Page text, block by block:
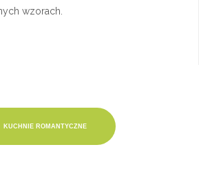
wzorach.
KUCHNIE ROMANTYCZNE